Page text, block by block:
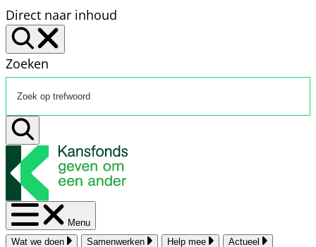
Direct naar inhoud
Zoeken
Menu
Wat we doen
Samenwerken Help mee Actueel